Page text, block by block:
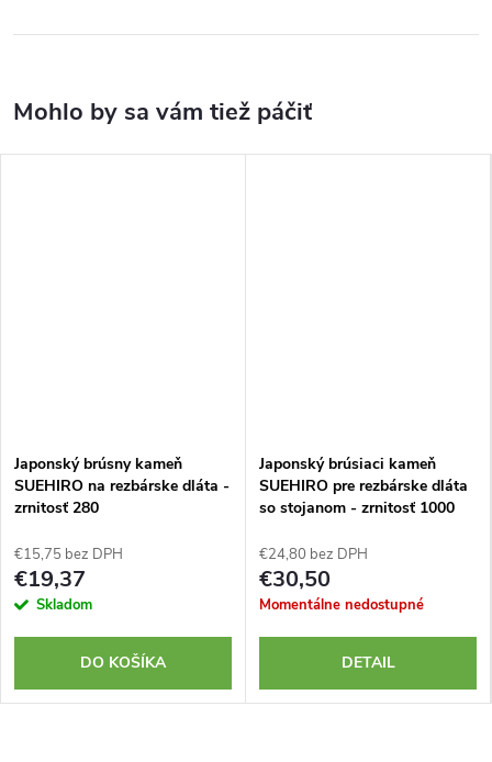
Japonský brúsny kameň
SUEHIRO na rezbárske dláta -
zrnitosť 280
€15,75 bez DPH
€19,37
Skladom
DO KOŠÍKA
Japonský brúsiaci kameň
SUEHIRO pre rezbárske dláta
so stojanom - zrnitosť 1000
€24,80 bez DPH
€30,50
Momentálne nedostupné
DETAIL